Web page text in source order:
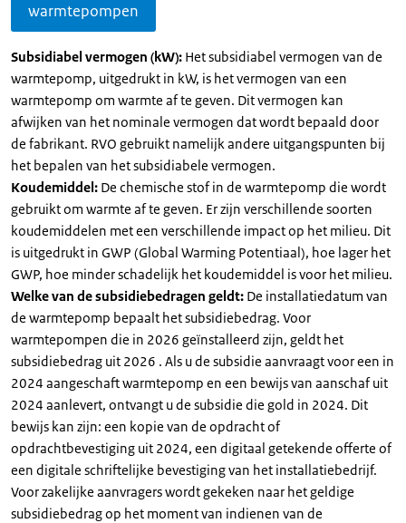
warmtepompen
Subsidiabel vermogen (kW): Het subsidiabel vermogen van de
warmtepomp, uitgedrukt in kW, is het vermogen van een
warmtepomp om warmte af te geven. Dit vermogen kan
afwijken van het nominale vermogen dat wordt bepaald door
de fabrikant. RVO gebruikt namelijk andere uitgangspunten bij
het bepalen van het subsidiabele vermogen.
Koudemiddel: De chemische stof in de warmtepomp die wordt
gebruikt om warmte af te geven. Er zijn verschillende soorten
koudemiddelen met een verschillende impact op het milieu. Dit
is uitgedrukt in GWP (Global Warming Potentiaal), hoe lager het
GWP, hoe minder schadelijk het koudemiddel is voor het milieu.
Welke van de subsidiebedragen geldt: De installatiedatum van
de warmtepomp bepaalt het subsidiebedrag. Voor
warmtepompen die in 2026 geïnstalleerd zijn, geldt het
subsidiebedrag uit 2026 . Als u de subsidie aanvraagt voor een in
2024 aangeschaft warmtepomp en een bewijs van aanschaf uit
2024 aanlevert, ontvangt u de subsidie die gold in 2024. Dit
bewijs kan zijn: een kopie van de opdracht of
opdrachtbevestiging uit 2024, een digitaal getekende offerte of
een digitale schriftelijke bevestiging van het installatiebedrijf.
Voor zakelijke aanvragers wordt gekeken naar het geldige
subsidiebedrag op het moment van indienen van de